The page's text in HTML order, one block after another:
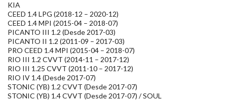
KIA
CEED 1.4 LPG (2018-12 – 2020-12)
CEED 1.4 MPI (2015-04 – 2018-07)
PICANTO III 1.2 (Desde 2017-03)
PICANTO II 1.2 (2011-09 – 2017-03)
PRO CEED 1.4 MPI (2015-04 – 2018-07)
RIO III 1.2 CVVT (2014-11 – 2017-12)
RIO III 1.25 CVVT (2011-10 – 2017-12)
RIO IV 1.4 (Desde 2017-07)
STONIC (YB) 1.2 CVVT (Desde 2017-07)
STONIC (YB) 1.4 CVVT (Desde 2017-07) / SOUL